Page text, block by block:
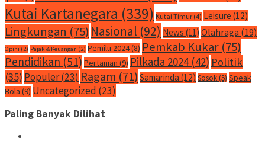
Kutai Kartanegara (339) Kutai Timur (4) Leisure (12)
Lingkungan (75) Nasional (92) News (11) Olahraga (19)
Opini (2) Pajak & Keuangan (2) Pemilu 2024(8) Pemkab Kukar (75)
Pendidikan (51) Pertanian (9) Pilkada 2024(42) Politik
(35) Populer(23) Ragam (71) Samarinda (12) Sosok(5) Speak
Bola (9) Uncategorized (23)
Paling Banyak Dilihat